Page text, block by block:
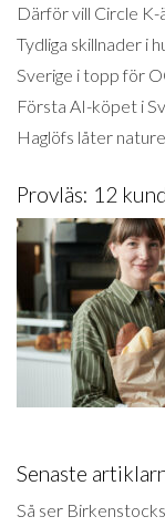
Därför vill Circle K-
Tydliga skillnader i
Sverige i topp för
Första AI-köpet i
Haglöfs låter
Provläs: 12
Senaste
Så ser